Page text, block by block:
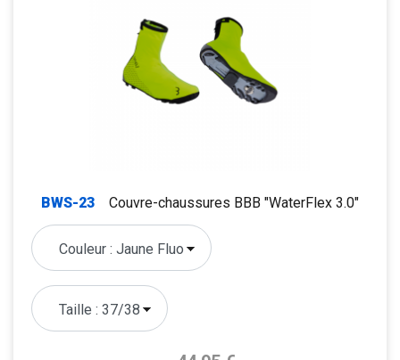
BWS-23 Couvre-chaussures BBB "WaterFlex 3.0"
Prix de base